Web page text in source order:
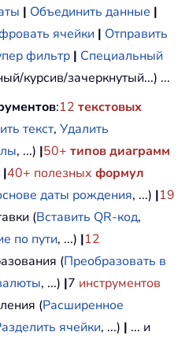
| Объединить данные |
ячейки | Отправить
фильтр | Специальный
курсив/зачеркнутый...) ...
:12 текстовых
текст, Удалить
, ...) |50+ типов диаграмм
|40+ полезных формул
даты рождения, ...) |19
(Вставить QR-код,
по пути, ...) |12
(Преобразовать в
, ...) |7 инструментов
(Расширенное
ячейки, ...) | ... и